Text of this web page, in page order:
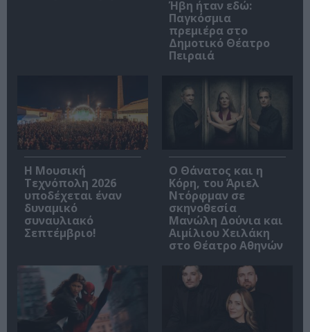
Ήβη ήταν εδώ:
Παγκόσμια
πρεμιέρα στο
Δημοτικό Θέατρο
Πειραιά
Η Μουσική
Τεχνόπολη 2026
υποδέχεται έναν
δυναμικό
συναυλιακό
Σεπτέμβριο!
Ο Θάνατος και η
Κόρη, του Άριελ
Ντόρφμαν σε
σκηνοθεσία
Μανώλη Δούνια και
Αιμίλιου Χειλάκη
στο Θέατρο Αθηνών